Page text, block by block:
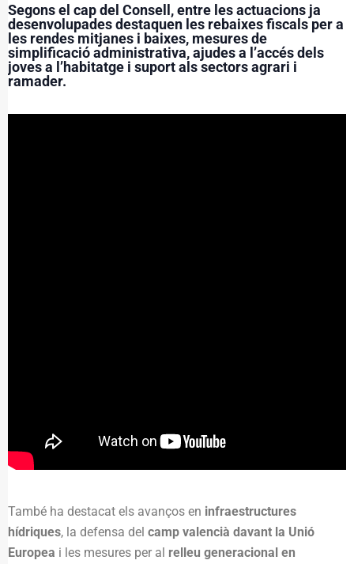
Segons el cap del Consell, entre les actuacions ja
desenvolupades destaquen les rebaixes fiscals per a
les rendes mitjanes i baixes, mesures de
simplificació administrativa, ajudes a l’accés dels
joves a l’habitatge i suport als sectors agrari i
ramader.
També ha destacat els avanços en infraestructures
hídriques, la defensa del camp valencià davant la Unió
Europea i les mesures per al relleu generacional en